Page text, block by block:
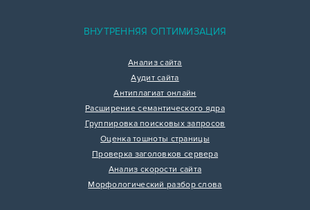
ВНУТРЕННЯЯ ОПТИМИЗАЦИЯ
Анализ сайта
Аудит сайта
Антиплагиат онлайн
Расширение семантического ядра
Группировка поисковых запросов
Оценка тошноты страницы
Проверка заголовков сервера
Анализ скорости сайта
Морфологический разбор слова